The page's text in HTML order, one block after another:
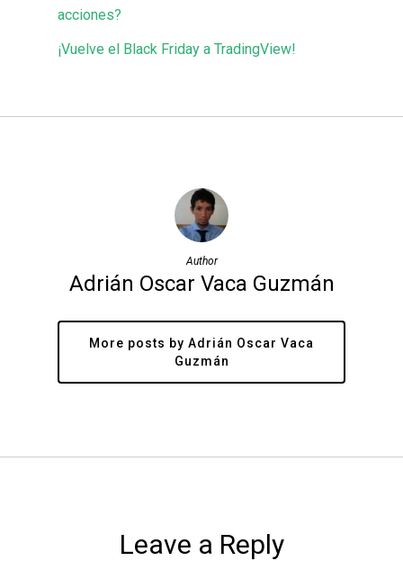
acciones?
¡Vuelve el Black Friday a TradingView!
Author
Adrián Oscar Vaca Guzmán
More posts by Adrián Oscar Vaca
Guzmán
Leave a Reply